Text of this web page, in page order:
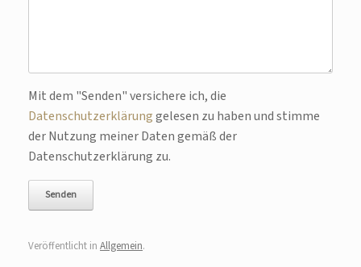
Bitte lasse dieses Feld leer.
Mit dem "Senden" versichere ich, die
Datenschutzerklärunggelesen zu haben und stimme
der Nutzung meiner Daten gemäß der
Datenschutzerklärung zu.
Veröffentlicht in Allgemein.